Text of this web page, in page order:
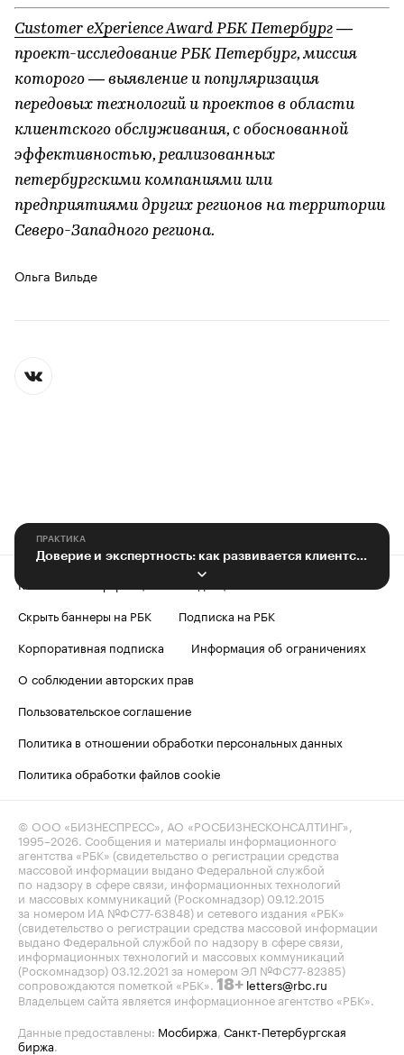
Customer eXperience Award РБК Петербург —
проект-исследование РБК Петербург, миссия
которого — выявление и популяризация
передовых технологий и проектов в области
клиентского обслуживания, с обоснованной
эффективностью, реализованных
петербургскими компаниями или
предприятиями других регионов на территории
Северо-Западного региона.
Ольга Вильде
ПРАКТИКА
Доверие и экспертность: как развивается клиентский сервис в инжиниринге
Контактная информация
Редакция
Скрыть баннеры на РБК
Подписка на РБК
Корпоративная подписка
Информация об ограничениях
О соблюдении авторских прав
Пользовательское соглашение
Политика в отношении обработки персональных данных
Политика обработки файлов cookie
© ООО «БИЗНЕСПРЕСС», АО «РОСБИЗНЕСКОНСАЛТИНГ»,
1995–2026 . Сообщения и материалы информационного
агентства «РБК» (свидетельство о регистрации средства
массовой информации выдано Федеральной службой
по надзору в сфере связи, информационных технологий
и массовых коммуникаций (Роскомнадзор) 09.12.2015
за номером ИА №ФС77-63848) и сетевого издания «РБК»
(свидетельство о регистрации средства массовой информации
выдано Федеральной службой по надзору в сфере связи,
информационных технологий и массовых коммуникаций
(Роскомнадзор) 03.12.2021 за номером ЭЛ №ФС77-82385)
сопровождаются пометкой «РБК». 18+ letters@rbc.ru
Владельцем сайта является информационное агентство «РБК».
Данные предоставлены: Мосбиржа Санкт-Петербургская
биржа